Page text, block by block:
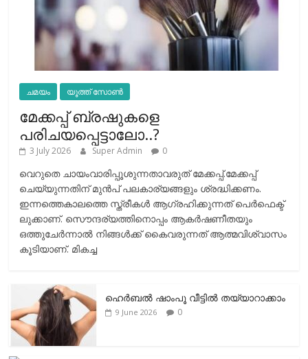
ചമയം യൂത്ത് സോൺ
മേക്കപ്പ് ബ്രഷുകളെ
പരിചയപ്പെട്ടാലോ..?
3 July 2026 Super Admin 0
വെറുതെ ചായംവാരിപ്പൂശുന്നതാവരുത് മേക്കപ്പ്.മേക്കപ്പ്
ചെയ്യുന്നതിന് മുന്‍പ് പലകാര്യങ്ങളും ശ്രദ്ധിക്കണം.
ഇന്നത്തെകാലത്തെ സ്ത്രീകള്‍ ആഗ്രഹിക്കുന്നത് പെര്‍ഫെക്ട്
ലുക്കാണ്. സൌന്ദര്യത്തിനൊപ്പം ആകര്‍ഷണീതയും
ഒത്തുചേര്‍ന്നാല്‍ നിങ്ങള്‍ക്ക് കൈവരുന്നത് ആത്മവിശ്വാസം
കൂടിയാണ്. മികച്ച
ഹെര്‍ബല്‍ ഷാംപൂ വീട്ടില്‍ തയ്യാറാക്കാം
9 June 2026 0